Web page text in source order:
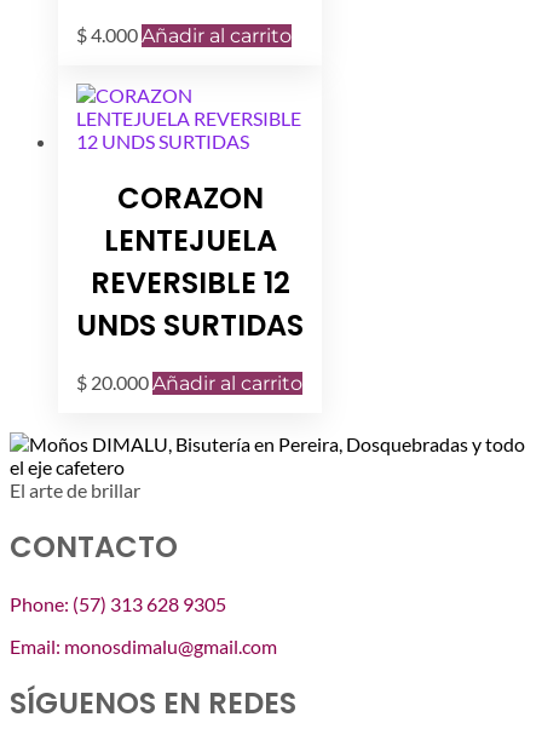
$4.000Añadir al carrito
CORAZON
LENTEJUELA
REVERSIBLE 12
UNDS SURTIDAS
$ 20.000Añadir al carrito
El arte de brillar
CONTACTO
Phone: (57) 313 628 9305
Email: monosdimalu@gmail.com
SÍGUENOS EN REDES